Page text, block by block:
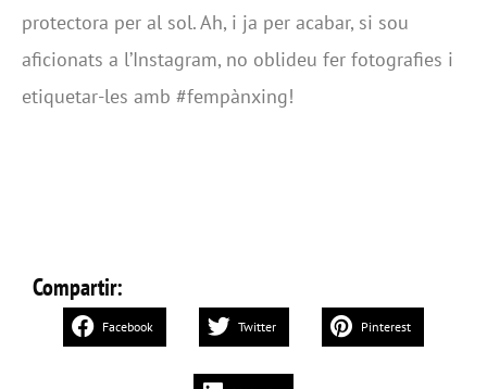
protectora per al sol. Ah, i ja per acabar, si sou
aficionats a l’Instagram, no oblideu fer fotografies i
etiquetar-les amb #fempànxing!
Compartir:
Facebook Twitter Pinterest